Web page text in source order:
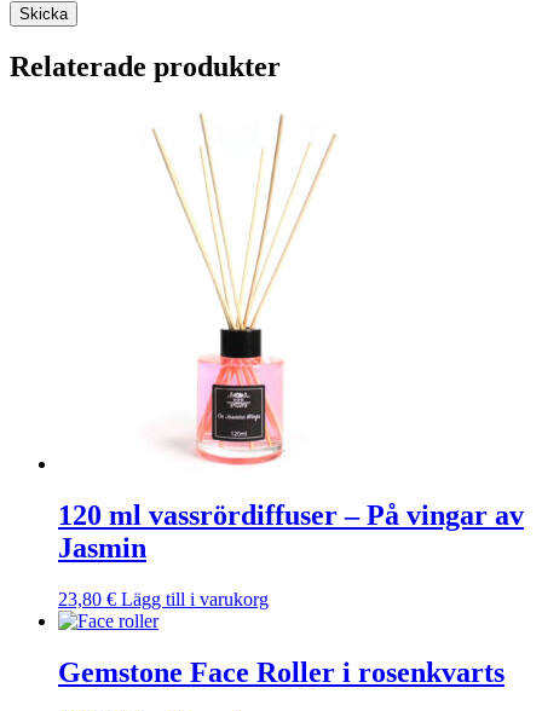
Skicka
Relaterade produkter
120 ml vassrördiffuser – På vingar av
Jasmin
23,80 € Lägg till i varukorg
Gemstone Face Roller i rosenkvarts